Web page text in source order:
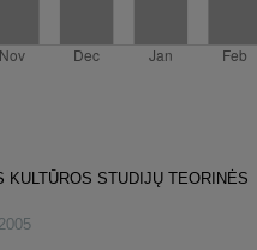
KULTŪROS STUDIJŲ TEORINĖS
2005